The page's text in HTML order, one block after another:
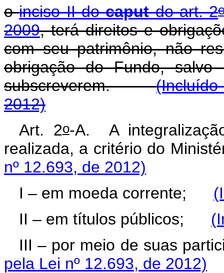
oinciso II docaputdo art. 2
2009, terá direitos e
com seu patrimônio, não
obrigação do Fundo, salvo
subscreverem.(Incluído
2012)
Art. 2o-A. A
realizada, a critério do
nº 12.693, de 2012)
I – em moeda corrente;
II – em títulos públicos;
III – por meio de suas
pela Lei nº 12.693, de 2012)